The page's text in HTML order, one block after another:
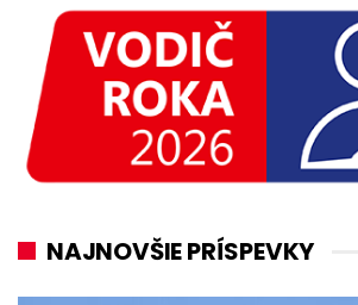
NAJNOVŠIE PRÍSPEVKY